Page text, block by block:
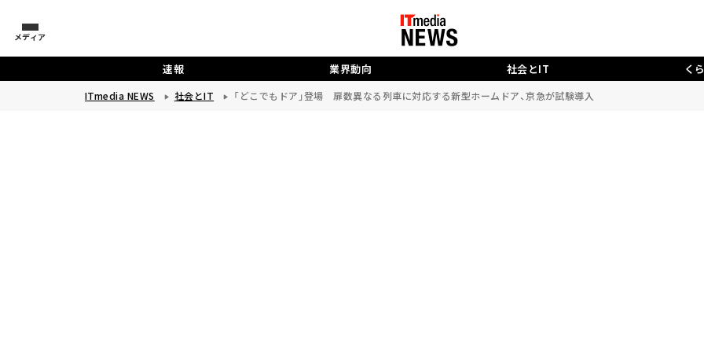
メディア
速報 業界動向 社会とIT く
ITmedia NEWS 社会とIT 「どこでもドア」登場 扉数異なる列車に対応する新型ホームドア、京急が試験導入